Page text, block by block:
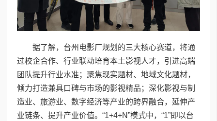
据了解，台州电影厂规划的三大核心赛道，将通
过校企合作、行业联动培育本土影视人才，引进高端
团队提升行业水准；聚焦现实题材、地域文化题材，
倾力打造兼具口碑与市场的影视精品；深化影视与制
造业、旅游业、数字经济等产业的跨界融合，延伸产
业链条、提升产业价值。“1+4+N”模式中，“1”即以台